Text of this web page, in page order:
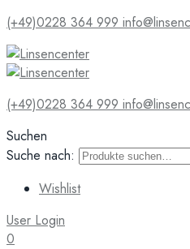
(+49)0228 364 999
(+49)0228 364 999
Suchen
Suche nach:
Wishlist
User Login
0